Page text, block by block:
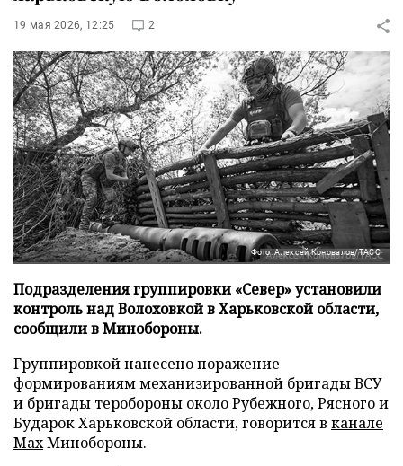
19 мая 2026, 12:25 2
Фото: Алексей Коновалов/ТАСС
Подразделения группировки «Север» установили
контроль над Волоховкой в Харьковской области,
сообщили в Минобороны.
Группировкой нанесено поражение
формированиям механизированной бригады ВСУ
и бригады теробороны около Рубежного, Рясного и
Бударок Харьковской области, говорится в канале
MaxМинобороны.